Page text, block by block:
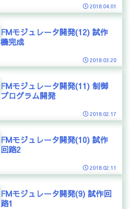
2018.04.01
FMモジュレータ開発(12) 試作
機完成
2018.03.20
FMモジュレータ開発(11) 制御
プログラム開発
2018.02.17
FMモジュレータ開発(10) 試作
回路2
2018.02.11
FMモジュレータ開発(9) 試作回
路1